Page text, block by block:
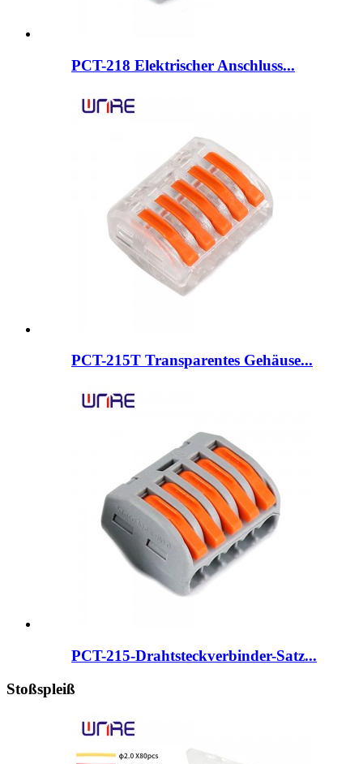
PCT-218 Elektrischer Anschluss...
PCT-215T Transparentes Gehäuse...
PCT-215-Drahtsteckverbinder-Satz...
Stoßspleiß